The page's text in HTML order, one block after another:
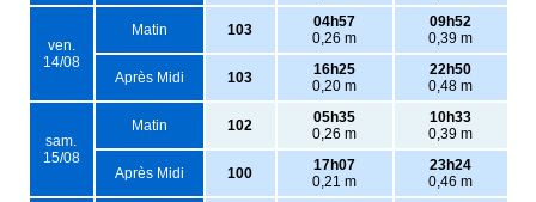
ven.
14/08
Matin 103
04h57
0,26 m
09h52
0,39 m
Après Midi 103
16h25
0,20 m
22h50
0,48 m
sam.
15/08
Matin 102
05h35
0,26 m
10h33
0,39 m
Après Midi 100
17h07
0,21 m
23h24
0,46 m